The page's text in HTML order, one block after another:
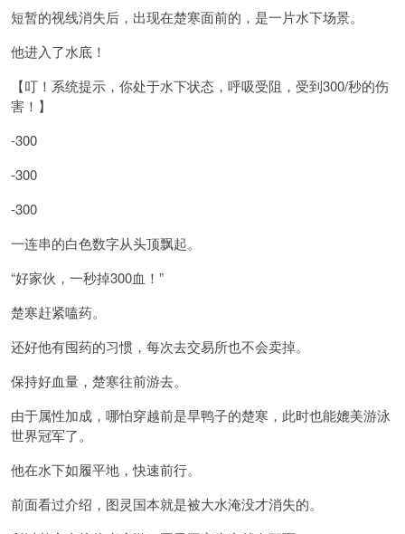
短暂的视线消失后，出现在楚寒面前的，是一片水下场景。
他进入了水底！
【叮！系统提示，你处于水下状态，呼吸受阻，受到300/秒的伤
害！】
-300
-300
-300
一连串的白色数字从头顶飘起。
“好家伙，一秒掉300血！”
楚寒赶紧嗑药。
还好他有囤药的习惯，每次去交易所也不会卖掉。
保持好血量，楚寒往前游去。
由于属性加成，哪怕穿越前是旱鸭子的楚寒，此时也能媲美游泳
世界冠军了。
他在水下如履平地，快速前行。
前面看过介绍，图灵国本就是被大水淹没才消失的。